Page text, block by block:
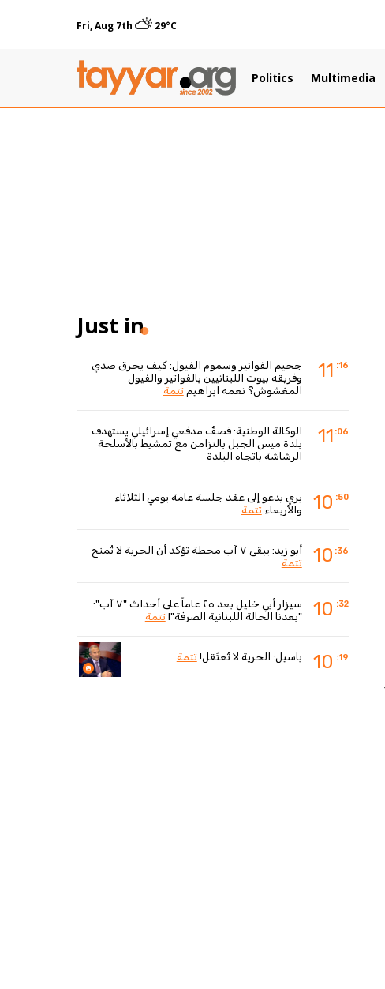
Fri, Aug 7th 29°C
Politics Multimedia
Just in
11 :16
جحيم الفواتير وسموم الفيول: كيف يحرق صدي
وفريقه بيوت اللبنانيين بالفواتير والفيول
المغشوش؟ نعمه ابراهيمتتمة
11 :06
الوكالة الوطنية: قصفٌ مدفعي إسرائيلي يستهدف
بلدة ميس الجبل بالتزامن مع تمشيط بالأسلحة
الرشاشة باتجاه البلدة
10 :50
بري يدعو إلى عقد جلسة عامة يومي الثلاثاء
والأربعاءتتمة
10 :36
أبو زيد: يبقى ٧ آب محطة تؤكد أن الحرية لا تُمنح
تتمة
10 :32
سيزار أبي خليل بعد ٢٥ عاماً على أحداث "٧ آب":
"بعدنا الحالة اللبنانية الصرفة"!تتمة
10 :19 باسيل: الحرية لا تُعتَقل!تتمة